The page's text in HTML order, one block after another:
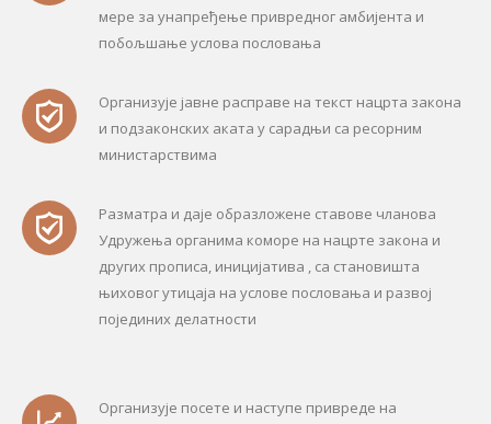
мере за унапређење привредног амбијента и
побољшање услова пословања
Организује јавне расправе на текст нацрта закона
и подзаконских аката у сарадњи са ресорним
министарствима
Разматра и даје образложене ставове чланова
Удружења органима коморе на нацрте закона и
других прописа, иницијатива , са становишта
њиховог утицаја на услове пословања и развој
појединих делатности
Организује посете и наступе привреде на